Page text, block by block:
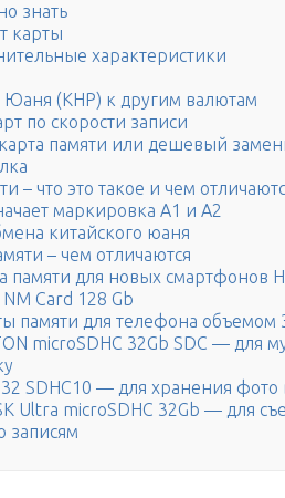
знать
карты
характеристики
Юаня (КНР) к другим валютам
по скорости записи
памяти или дешевый
– что это такое и чем
маркировка A1 и A2
китайского юаня
– чем отличаются
памяти для новых смартфонов
NM Card 128 Gb
памяти для телефона объемом
microSDHC 32Gb SDC — для
32 SDHC10 — для хранения
Ultra microSDHC 32Gb — для
записям